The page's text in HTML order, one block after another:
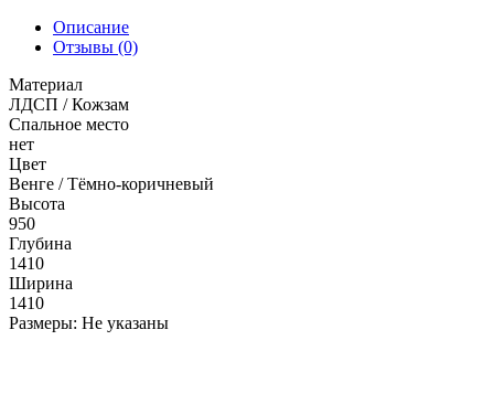
Описание
Отзывы (0)
Материал
ЛДСП / Кожзам
Спальное место
нет
Цвет
Венге / Тёмно-коричневый
Высота
950
Глубина
1410
Ширина
1410
Размеры: Не указаны